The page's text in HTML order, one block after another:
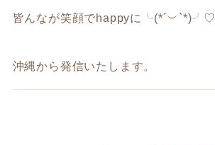
皆んなが笑顔でhappyに╰(*´︶`*)╯♡
沖縄から発信いたします。